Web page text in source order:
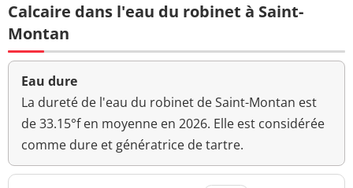
anormal
Bactéries coliformes
/100ml-MS
<1 n/(100mL) <=0 n/(100mL)
Bact. aér. revivifiables
<1 n/mL
Calcaire dans l'eau du robinet à Saint-
Montan
Eau dure
La dureté de l'eau du robinet de Saint-Montan est
de 33.15°f en moyenne en 2026. Elle est considérée
comme dure et génératrice de tartre.